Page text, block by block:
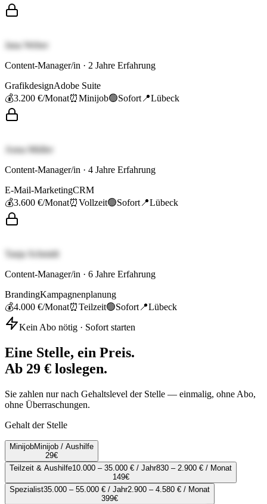
Jana Weber
Content-Manager/in · 2 Jahre Erfahrung
GrafikdesignAdobe Suite
💰3.200 €/Monat⏰Minijob🟢Sofort 📍Lübeck
Anna Müller
Content-Manager/in · 4 Jahre Erfahrung
E-Mail-MarketingCRM
💰3.600 €/Monat⏰Vollzeit🟢Sofort 📍Lübeck
Tanja Schmidt
Content-Manager/in · 6 Jahre Erfahrung
BrandingKampagnenplanung
💰4.000 €/Monat⏰Teilzeit🟢Sofort 📍Lübeck
Kein Abo nötig · Sofort starten
Eine Stelle, ein Preis.
Ab 29 € loslegen.
Sie zahlen nur nach Gehaltslevel der Stelle — einmalig, ohne Abo,
ohne Überraschungen.
Gehalt der Stelle
MinijobMinijob / Aushilfe
29€
Teilzeit & Aushilfe10.000 – 35.000 € / Jahr830 – 2.900 € / Monat
149€
Spezialist35.000 – 55.000 € / Jahr2.900 – 4.580 € / Monat
399€